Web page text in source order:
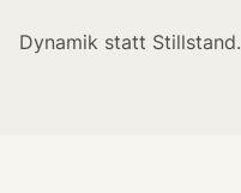
Dynamik statt Stillstand.